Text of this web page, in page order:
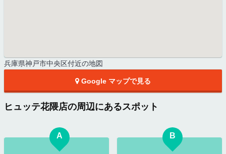
兵庫県神戸市中央区付近の地図
Google マップで見る
ヒュッテ花隈店の周辺にあるスポット
A B